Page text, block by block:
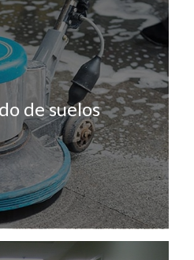
de suelos